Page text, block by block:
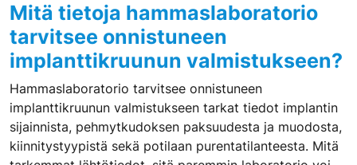
Mitä tietoja hammaslaboratorio
tarvitsee onnistuneen
implanttikruunun valmistukseen?
Hammaslaboratorio tarvitsee onnistuneen
implanttikruunun valmistukseen tarkat tiedot implantin
sijainnista, pehmytkudoksen paksuudesta ja muodosta,
kiinnitystyypistä sekä potilaan purentatilanteesta. Mitä